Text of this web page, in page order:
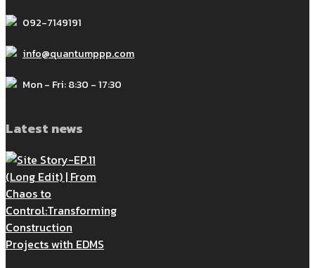
092-7149191
info@quantumppp.com
Mon - Fri: 8:30 - 17:30
Latest news